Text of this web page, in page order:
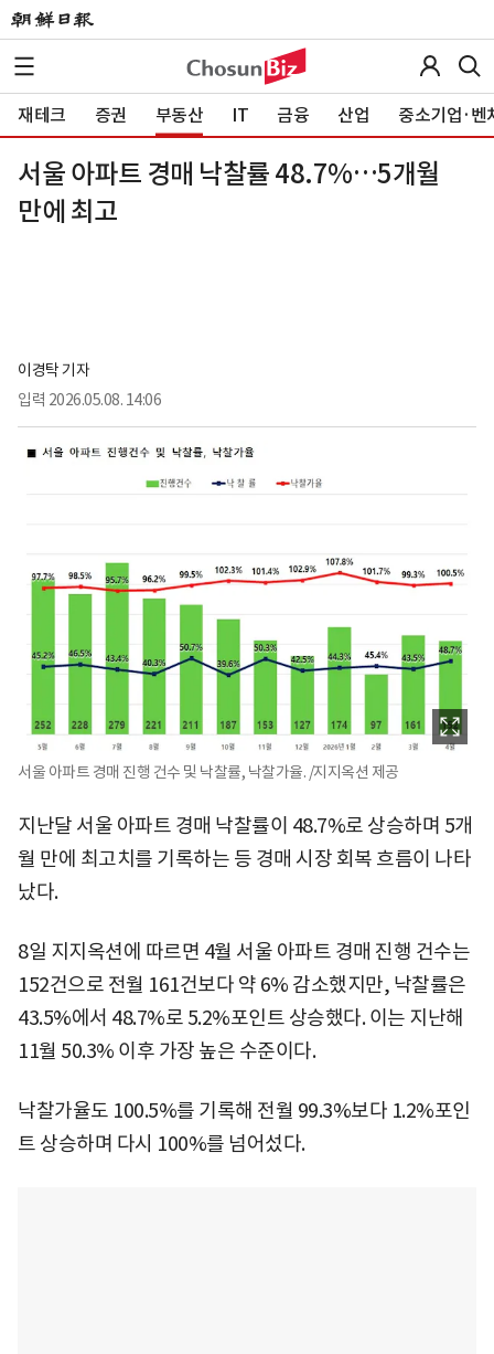
재테크 증권 부동산 IT 금융 산업 중소기업·벤
서울 아파트 경매 낙찰률 48.7%…5개월
만에 최고
이경탁 기자
입력 2026.05.08. 14:06
서울 아파트 경매 진행 건수 및 낙찰률, 낙찰가율. /지지옥션 제공
지난달 서울 아파트 경매 낙찰률이 48.7%로 상승하며 5개
월 만에 최고치를 기록하는 등 경매 시장 회복 흐름이 나타
났다.
8일 지지옥션에 따르면 4월 서울 아파트 경매 진행 건수는
152건으로 전월 161건보다 약 6% 감소했지만, 낙찰률은
43.5%에서 48.7%로 5.2%포인트 상승했다. 이는 지난해
11월 50.3% 이후 가장 높은 수준이다.
낙찰가율도 100.5%를 기록해 전월 99.3%보다 1.2%포인
트 상승하며 다시 100%를 넘어섰다.